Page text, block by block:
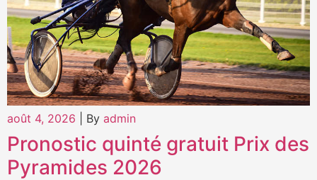
août 4, 2026 By admin
Pronostic quinté gratuit Prix des
Pyramides 2026